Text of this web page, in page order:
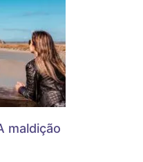
maldição